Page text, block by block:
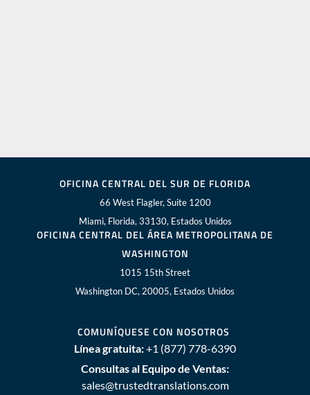
OFICINA CENTRAL DEL SUR DE FLORIDA
66 West Flagler, Suite 1200
Miami, Florida, 33130, Estados Unidos
OFICINA CENTRAL DEL ÁREA METROPOLITANA DE
WASHINGTON
1015 15th Street
Washington DC, 20005, Estados Unidos
COMUNÍQUESE CON NOSOTROS
Línea gratuita:+1 (877) 778-6390
Consultas al Equipo de Ventas:
sales@trustedtranslations.com